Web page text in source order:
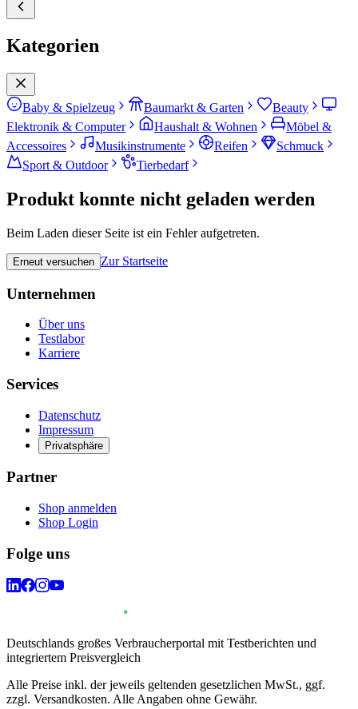
Kategorien
Baby & Spielzeug Baumarkt & Garten
Beauty
Elektronik & Computer
Haushalt & Wohnen
Möbel &
Accessoires
Musikinstrumente Reifen
Schmuck
Sport & Outdoor
Tierbedarf
Produkt konnte nicht geladen werden
Beim Laden dieser Seite ist ein Fehler aufgetreten.
Erneut versuchen Zur Startseite
Unternehmen
Über uns
Testlabor
Karriere
Services
Datenschutz
Impressum
Privatsphäre
Partner
Shop anmelden
Shop Login
Folge uns
Deutschlands großes Verbraucherportal mit Testberichten und
integriertem Preisvergleich
Alle Preise inkl. der jeweils geltenden gesetzlichen MwSt., ggf.
zzgl. Versandkosten. Alle Angaben ohne Gewähr.